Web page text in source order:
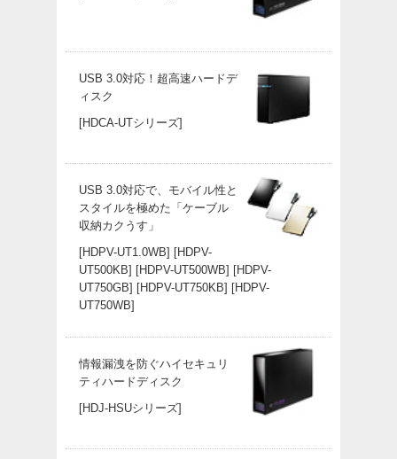
USB 3.0対応！超高速ハードデ
ィスク
[HDCA-UTシリーズ]
USB 3.0対応で、モバイル性と
スタイルを極めた「ケーブル
収納カクうす」
[HDPV-UT1.0WB] [HDPV-
UT500KB] [HDPV-UT500WB] [HDPV-
UT750GB] [HDPV-UT750KB] [HDPV-
UT750WB]
情報漏洩を防ぐハイセキュリ
ティハードディスク
[HDJ-HSUシリーズ]